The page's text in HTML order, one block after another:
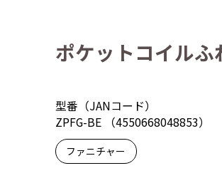
ポケットコイル
型番（JANコード）
ZPFG-BE （4550668048853）
ファニチャー